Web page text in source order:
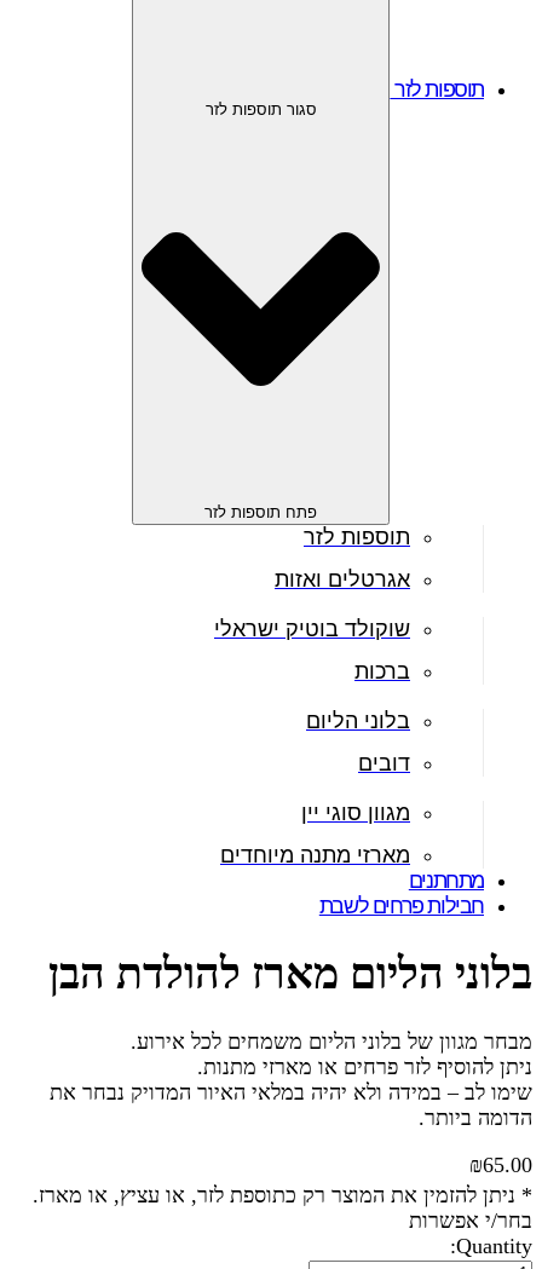
תוספות לזר
סגור תוספות לזר
פתח תוספות לזר
תוספות לזר
אגרטלים ואזות
שוקולד בוטיק ישראלי
ברכות
בלוני הליום
דובים
מגוון סוגי יין
מארזי מתנה מיוחדים
מתחתנים
חבילות פרחים לשבת
בלוני הליום מארז להולדת הבן
מבחר מגוון של בלוני הליום משמחים לכל אירוע.
ניתן להוסיף לזר פרחים או מארזי מתנות.
שימו לב – במידה ולא יהיה במלאי האיור המדויק נבחר את
הדומה ביותר.
₪65.00
* ניתן להזמין את המוצר רק כתוספת לזר, או עציץ, או מארז.
בחר/י אפשרות
Quantity: